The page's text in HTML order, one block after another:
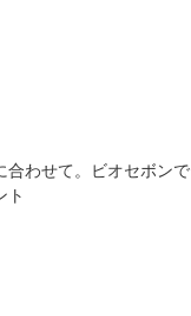
合わせて。ビオセボンで
ト